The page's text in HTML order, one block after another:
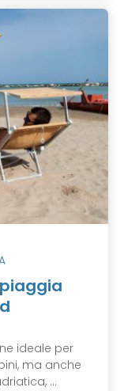
ideale per
ma anche
...